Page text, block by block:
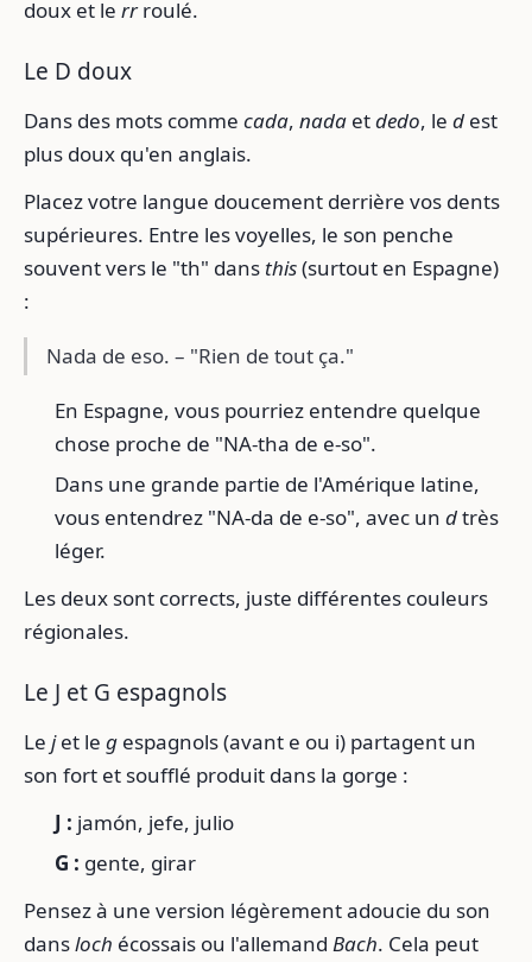
doux et le rrroulé.
Le D doux
Dans des mots comme cada, nada etdedo, le d est
plus doux qu'en anglais.
Placez votre langue doucement derrière vos dents
supérieures. Entre les voyelles, le son penche
souvent vers le "th" dans this(surtout en Espagne)
:
Nada de eso. – "Rien de tout ça."
En Espagne, vous pourriez entendre quelque
chose proche de "NA-tha de e-so".
Dans une grande partie de l'Amérique latine,
vous entendrez "NA-da de e-so", avec un dtrès
léger.
Les deux sont corrects, juste différentes couleurs
régionales.
Le J et G espagnols
Le jet le g espagnols (avant e ou i) partagent un
son fort et soufflé produit dans la gorge :
J : jamón, jefe, julio
G : gente, girar
Pensez à une version légèrement adoucie du son
dansloch écossais ou l'allemand Bach. Cela peut